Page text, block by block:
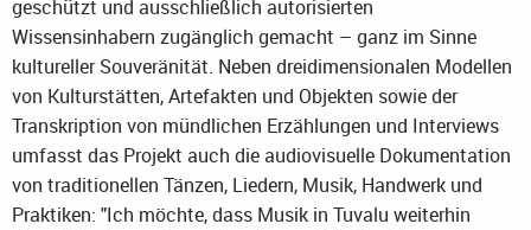
geschützt und ausschließlich autorisierten
Wissensinhabern zugänglich gemacht – ganz im Sinne
kultureller Souveränität. Neben dreidimensionalen Modellen
von Kulturstätten, Artefakten und Objekten sowie der
Transkription von mündlichen Erzählungen und Interviews
umfasst das Projekt auch die audiovisuelle Dokumentation
von traditionellen Tänzen, Liedern, Musik, Handwerk und
Praktiken: "Ich möchte, dass Musik in Tuvalu weiterhin